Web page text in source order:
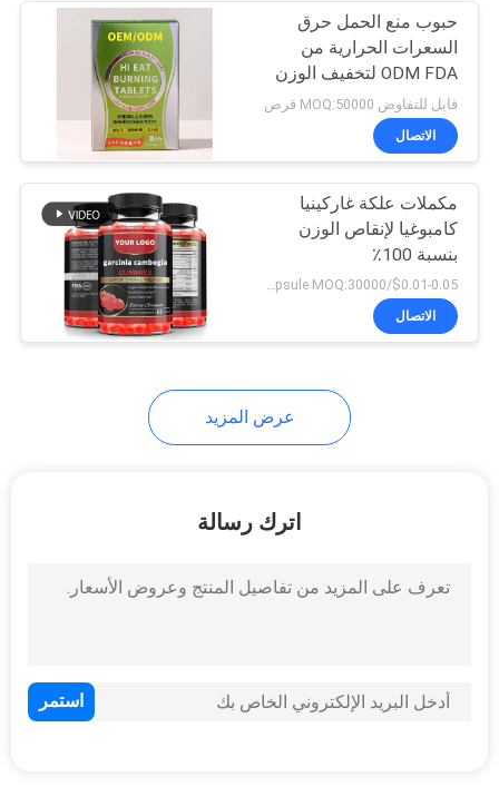
اشواغاندا ملحق
علكات
9
البشرة
26
أقراص الجلوتاثيون
حبوب منع الحمل حرق
السعرات الحرارية من
ODM FDA لتخفيف الوزن
قابل للتفاوض MOQ:50000 قرص
الاتصال
مكملات علكة غاركينيا
كامبوغيا لإنقاص الوزن
بنسبة 100٪
$0.01-0.05/capsule MOQ:30000 كبسولة
الاتصال
عرض المزيد
اترك رسالة